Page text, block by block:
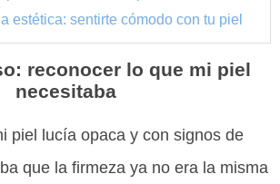
estética: sentirte cómodo con tu piel
reconocer lo que mi piel
necesitaba
piel lucía opaca y con signos de
que la firmeza ya no era la misma